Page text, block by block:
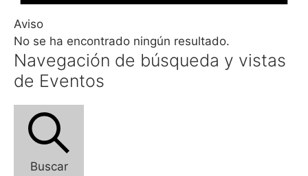
Aviso
No se ha encontrado ningún resultado.
Navegación de búsqueda y vistas
de Eventos
Buscar